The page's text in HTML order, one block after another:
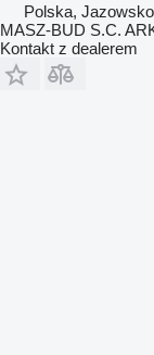
Polska,
MASZ-BUD S.C.
Kontakt z dealerem